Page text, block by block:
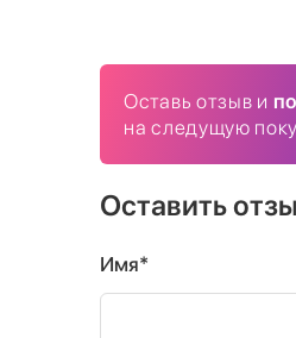
Оставь отзыв и
на следущую
Оставить
Имя*